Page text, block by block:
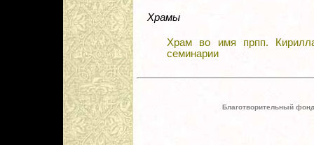
Храмы
Храм во имя прпп.
семинарии
Благотворительный